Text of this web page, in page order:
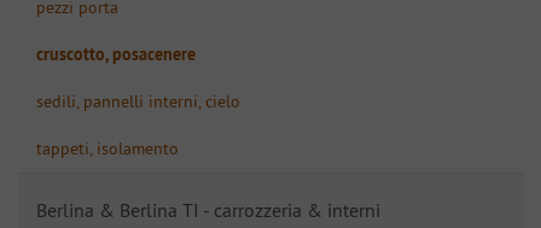
pezzi porta
cruscotto, posacenere
sedili, pannelli interni, cielo
tappeti, isolamento
Berlina & Berlina TI - carrozzeria & interni